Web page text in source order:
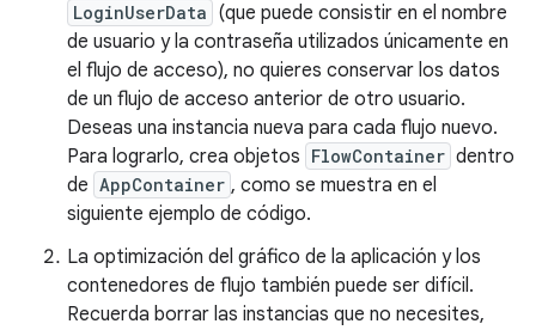
LoginUserData (que puede consistir en el nombre
de usuario y la contraseña utilizados únicamente en
el flujo de acceso), no quieres conservar los datos
de un flujo de acceso anterior de otro usuario.
Deseas una instancia nueva para cada flujo nuevo.
Para lograrlo, crea objetos FlowContainer dentro
de AppContainer , como se muestra en el
siguiente ejemplo de código.
La optimización del gráfico de la aplicación y los
contenedores de flujo también puede ser difícil.
Recuerda borrar las instancias que no necesites,